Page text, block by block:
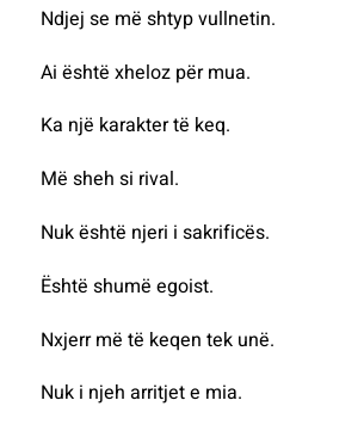
Ndjej se më shtyp vullnetin.
Ai është xheloz për mua.
Ka një karakter të keq.
Më sheh si rival.
Nuk është njeri i sakrificës.
Është shumë egoist.
Nxjerr më të keqen tek unë.
Nuk i njeh arritjet e mia.